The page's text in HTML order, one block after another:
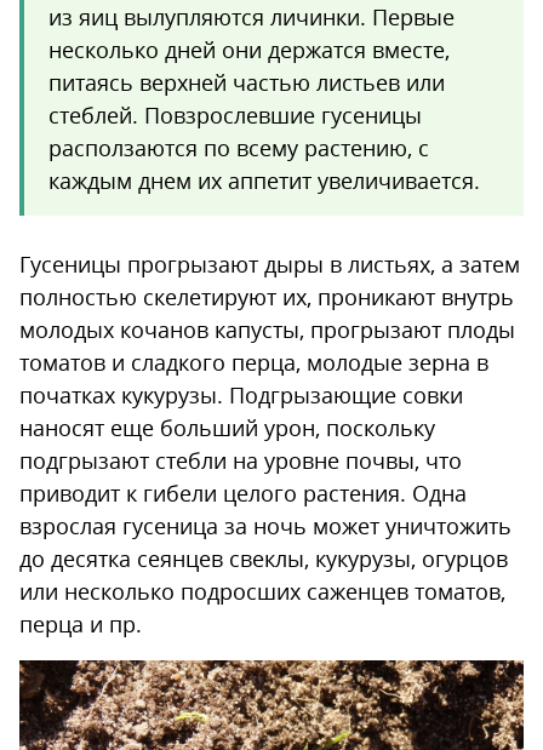
из яиц вылупляются личинки. Первые
несколько дней они держатся вместе,
питаясь верхней частью листьев или
стеблей. Повзрослевшие гусеницы
расползаются по всему растению, с
каждым днем их аппетит увеличивается.
Гусеницы прогрызают дыры в листьях, а затем
полностью скелетируют их, проникают внутрь
молодых кочанов капусты, прогрызают плоды
томатов и сладкого перца, молодые зерна в
початках кукурузы. Подгрызающие совки
наносят еще больший урон, поскольку
подгрызают стебли на уровне почвы, что
приводит к гибели целого растения. Одна
взрослая гусеница за ночь может уничтожить
до десятка сеянцев свеклы, кукурузы, огурцов
или несколько подросших саженцев томатов,
перца и пр.